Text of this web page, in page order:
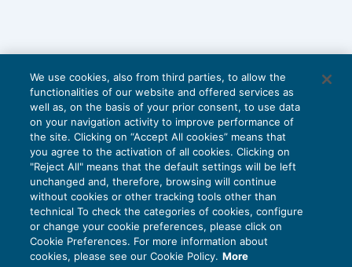
Privacy Policy
We use cookies, also from third parties, to allow the
functionalities of our website and offered services as
well as, on the basis of your prior consent, to use data
on your navigation activity to improve performance of
the site. Clicking on “Accept All cookies” means that
you agree to the activation of all cookies. Clicking on
"Reject All" means that the default settings will be left
unchanged and, therefore, browsing will continue
without cookies or other tracking tools other than
technical To check the categories of cookies, configure
or change your cookie preferences, please click on
Cookie Preferences. For more information about
cookies, please see our Cookie Policy. More